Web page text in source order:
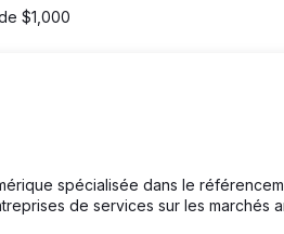
$1,000
spécialisée dans le
de services sur les marchés